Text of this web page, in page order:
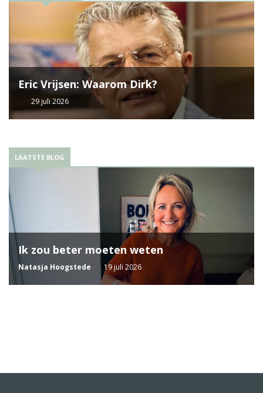
Eric Vrijsen: Waarom Dirk?
29 juli 2026
LAATSTE BLOG
Ik zou beter moeten weten
Natasja Hoogstede 19 juli 2026